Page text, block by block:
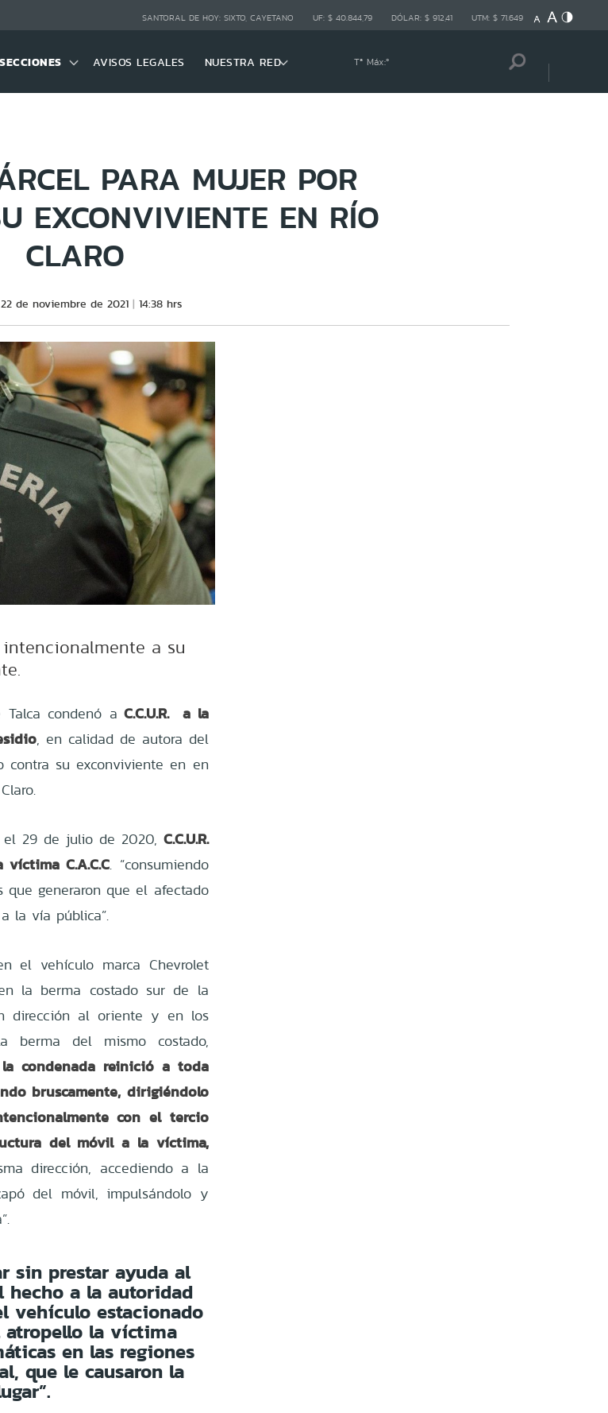
SANTORAL DE HOY: SIXTO, CAYETANO UF: $ 40.844,79 DÓLAR: $ 912,41 UTM: $ 71.649
SECCIONES AVISOS LEGALES NUESTRA RED Tª Máx:º
PARA MUJER POR
EXCONVIVIENTE EN RÍO
CLARO
de noviembre de 2021 14:38 hrs
a su
condenó a C.C.U.R. a la
, en calidad de autora del
contra su exconviviente en en
el 29 de julio de 2020, C.C.U.R.
C.A.C.C. “consumiendo
que generaron que el afectado
la vía pública”.
el vehículo marca Chevrolet
la berma costado sur de la
dirección al oriente y en los
berma del mismo costado,
la condenada reinició a toda
bruscamente, dirigiéndolo
con el tercio
del móvil a la víctima,
dirección, accediendo a la
del móvil, impulsándolo y
sin prestar ayuda al
a la autoridad
vehículo estacionado
atropello la víctima
en las regiones
que le causaron la